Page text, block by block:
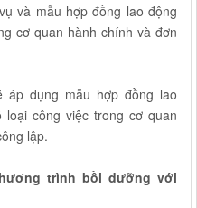
và mẫu hợp đồng lao động
cơ quan hành chính và đơn
áp dụng mẫu hợp đồng lao
công việc trong cơ quan
lập.
trình bồi dưỡng với